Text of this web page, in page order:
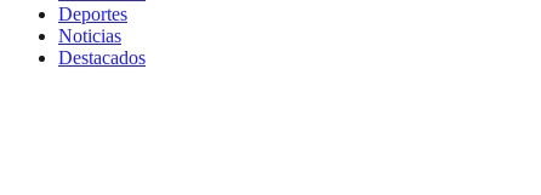
Deportes
Noticias
Destacados